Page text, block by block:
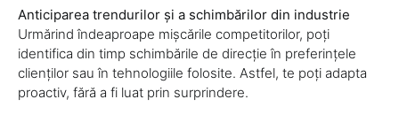
Anticiparea trendurilor și a schimbărilor din industrie
Urmărind îndeaproape mișcările competitorilor, poți
identifica din timp schimbările de direcție în preferințele
clienților sau în tehnologiile folosite. Astfel, te poți adapta
proactiv, fără a fi luat prin surprindere.